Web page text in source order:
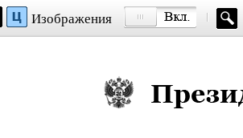
Изображения
Президент